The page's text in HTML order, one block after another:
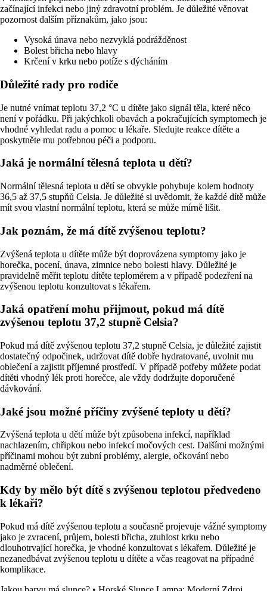
začínající infekci nebo jiný zdravotní problém. Je důležité věnovat
pozornost dalším příznakům, jako jsou:
Vysoká únava nebo nezvyklá podrážděnost
Bolest břicha nebo hlavy
Krčení v krku nebo potíže s dýcháním
Důležité rady pro rodiče
Je nutné vnímat teplotu 37,2 °C u dítěte jako signál těla, které něco
není v pořádku. Při jakýchkoli obavách a pokračujících symptomech je
vhodné vyhledat radu a pomoc u lékaře. Sledujte reakce dítěte a
poskytněte mu potřebnou péči a podporu.
Jaká je normální tělesná teplota u dětí?
Normální tělesná teplota u dětí se obvykle pohybuje kolem hodnoty
36,5 až 37,5 stupňů Celsia. Je důležité si uvědomit, že každé dítě může
mít svou vlastní normální teplotu, která se může mírně lišit.
Jak poznám, že má dítě zvýšenou teplotu?
Zvýšená teplota u dítěte může být doprovázena symptomy jako je
horečka, pocení, únava, zimnice nebo bolesti hlavy. Důležité je
pravidelně měřit teplotu dítěte teploměrem a v případě podezření na
zvýšenou teplotu konzultovat s lékařem.
Jaká opatření mohu přijmout, pokud má dítě
zvýšenou teplotu 37,2 stupně Celsia?
Pokud má dítě zvýšenou teplotu 37,2 stupně Celsia, je důležité zajistit
dostatečný odpočinek, udržovat dítě dobře hydratované, uvolnit mu
oblečení a zajistit příjemné prostředí. V případě potřeby můžete podat
dítěti vhodný lék proti horečce, ale vždy dodržujte doporučené
dávkování.
Jaké jsou možné příčiny zvýšené teploty u dětí?
Zvýšená teplota u dětí může být způsobena infekcí, například
nachlazením, chřipkou nebo infekcí močových cest. Dalšími možnými
příčinami mohou být zubní problémy, alergie, očkování nebo
nadměrné oblečení.
Kdy by mělo být dítě s zvýšenou teplotou předvedeno
k lékaři?
Pokud má dítě zvýšenou teplotu a současně projevuje vážné symptomy
jako je zvracení, průjem, bolesti břicha, ztuhlost krku nebo
dlouhotrvající horečka, je vhodné konzultovat s lékařem. Důležité je
nezanedbávat zvýšenou teplotu u dítěte a včas reagovat na případné
komplikace.